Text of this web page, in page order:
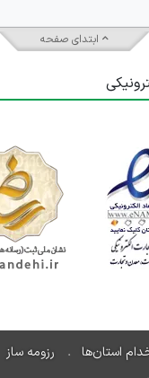
ابتدای صفحه
استان‌ها رزومه ساز